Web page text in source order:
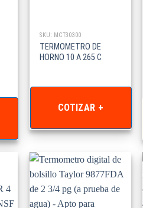
SKU: MCT30300
TERMOMETRO DE
HORNO 10 A 265 C
COTIZAR +